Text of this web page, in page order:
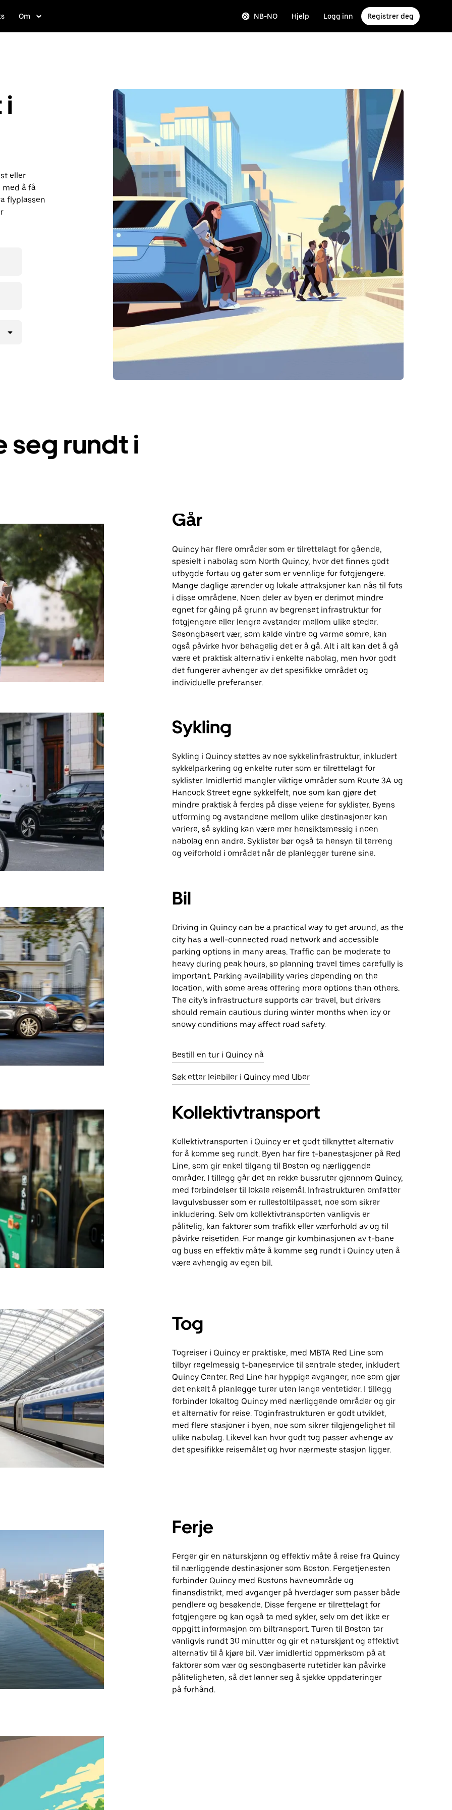
Om NB-NO Hjelp Logg inn Registrer deg
i
eller
med å få
flyplassen
seg rundt i
Går
Quincy har flere områder som er tilrettelagt for gående,
spesielt i nabolag som North Quincy, hvor det finnes godt
utbygde fortau og gater som er vennlige for fotgjengere.
Mange daglige ærender og lokale attraksjoner kan nås til fots
i disse områdene. Noen deler av byen er derimot mindre
egnet for gåing på grunn av begrenset infrastruktur for
fotgjengere eller lengre avstander mellom ulike steder.
Sesongbasert vær, som kalde vintre og varme somre, kan
også påvirke hvor behagelig det er å gå. Alt i alt kan det å gå
være et praktisk alternativ i enkelte nabolag, men hvor godt
det fungerer avhenger av det spesifikke området og
individuelle preferanser.
Sykling
Sykling i Quincy støttes av noe sykkelinfrastruktur, inkludert
sykkelparkering og enkelte ruter som er tilrettelagt for
syklister. Imidlertid mangler viktige områder som Route 3A og
Hancock Street egne sykkelfelt, noe som kan gjøre det
mindre praktisk å ferdes på disse veiene for syklister. Byens
utforming og avstandene mellom ulike destinasjoner kan
variere, så sykling kan være mer hensiktsmessig i noen
nabolag enn andre. Syklister bør også ta hensyn til terreng
og veiforhold i området når de planlegger turene sine.
Bil
Driving in Quincy can be a practical way to get around, as the
city has a well-connected road network and accessible
parking options in many areas. Traffic can be moderate to
heavy during peak hours, so planning travel times carefully is
important. Parking availability varies depending on the
location, with some areas offering more options than others.
The city’s infrastructure supports car travel, but drivers
should remain cautious during winter months when icy or
snowy conditions may affect road safety.
Bestill en tur i Quincy nå
Søk etter leiebiler i Quincy med Uber
Kollektivtransport
Kollektivtransporten i Quincy er et godt tilknyttet alternativ
for å komme seg rundt. Byen har fire t-banestasjoner på Red
Line, som gir enkel tilgang til Boston og nærliggende
områder. I tillegg går det en rekke bussruter gjennom Quincy,
med forbindelser til lokale reisemål. Infrastrukturen omfatter
lavgulvsbusser som er rullestoltilpasset, noe som sikrer
inkludering. Selv om kollektivtransporten vanligvis er
pålitelig, kan faktorer som trafikk eller værforhold av og til
påvirke reisetiden. For mange gir kombinasjonen av t-bane
og buss en effektiv måte å komme seg rundt i Quincy uten å
være avhengig av egen bil.
Tog
Togreiser i Quincy er praktiske, med MBTA Red Line som
tilbyr regelmessig t-baneservice til sentrale steder, inkludert
Quincy Center. Red Line har hyppige avganger, noe som gjør
det enkelt å planlegge turer uten lange ventetider. I tillegg
forbinder lokaltog Quincy med nærliggende områder og gir
et alternativ for reise. Toginfrastrukturen er godt utviklet,
med flere stasjoner i byen, noe som sikrer tilgjengelighet til
ulike nabolag. Likevel kan hvor godt tog passer avhenge av
det spesifikke reisemålet og hvor nærmeste stasjon ligger.
Ferje
Ferger gir en naturskjønn og effektiv måte å reise fra Quincy
til nærliggende destinasjoner som Boston. Fergetjenesten
forbinder Quincy med Bostons havneområde og
finansdistrikt, med avganger på hverdager som passer både
pendlere og besøkende. Disse fergene er tilrettelagt for
fotgjengere og kan også ta med sykler, selv om det ikke er
oppgitt informasjon om biltransport. Turen til Boston tar
vanligvis rundt 30 minutter og gir et naturskjønt og effektivt
alternativ til å kjøre bil. Vær imidlertid oppmerksom på at
faktorer som vær og sesongbaserte rutetider kan påvirke
påliteligheten, så det lønner seg å sjekke oppdateringer
på forhånd.